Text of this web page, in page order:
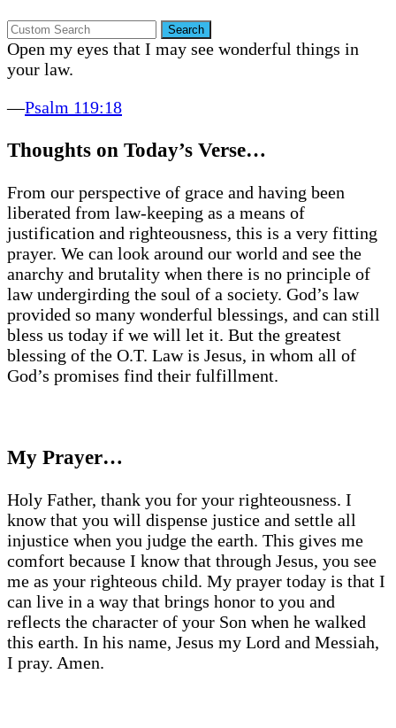
Open my eyes that I may see wonderful things in
your law.
—Psalm 119:18
Thoughts on Today’s Verse…
From our perspective of grace and having been
liberated from law-keeping as a means of
justification and righteousness, this is a very fitting
prayer. We can look around our world and see the
anarchy and brutality when there is no principle of
law undergirding the soul of a society. God’s law
provided so many wonderful blessings, and can still
bless us today if we will let it. But the greatest
blessing of the O.T. Law is Jesus, in whom all of
God’s promises find their fulfillment.
My Prayer…
Holy Father, thank you for your righteousness. I
know that you will dispense justice and settle all
injustice when you judge the earth. This gives me
comfort because I know that through Jesus, you see
me as your righteous child. My prayer today is that I
can live in a way that brings honor to you and
reflects the character of your Son when he walked
this earth. In his name, Jesus my Lord and Messiah,
I pray. Amen.